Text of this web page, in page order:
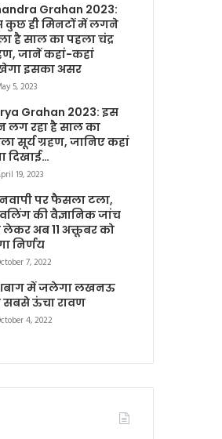
Grahan 2023:
कुछ ही मिनटों में लगने
है साल का पहला चंद्र
जानें कहां-कहां
इसका असर
5, 2023
Grahan 2023: इस
लग रहा है साल का
सूर्य ग्रहण, जानिए कहां
दिखाई…
19, 2023
पर फैसला टला,
की वैज्ञानिक जांच
लेकर अब 11 अक्तूबर को
निर्णय
7, 2022
में जलेगा लखनऊ
सबसे ऊंचा रावण
4, 2022